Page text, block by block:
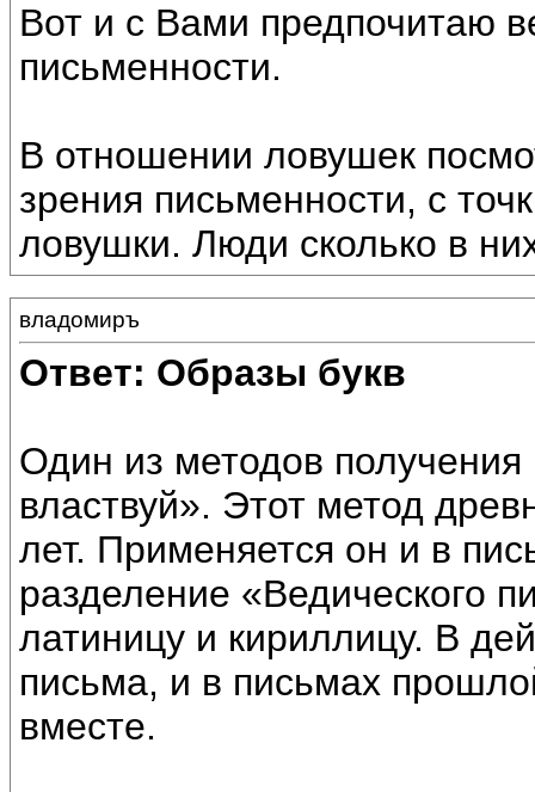
Вот и с Вами предпочитаю
письменности.
В отношении ловушек
зрения письменности, с
ловушки. Люди сколько в
владомиръ
Ответ: Образы букв
Один из методов
властвуй». Этот метод
лет. Применяется он и в
разделение «Ведического
латиницу и кириллицу. В
письма, и в письмах
вместе.